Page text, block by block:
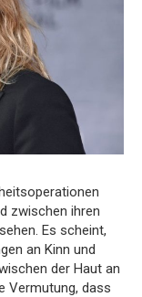
zwischen ihren
Es scheint,
an Kinn und
der Haut an
Vermutung, dass